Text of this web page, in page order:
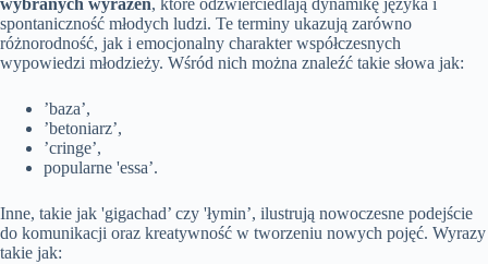
wybranych wyrażeń, które odzwierciedlają dynamikę języka i
spontaniczność młodych ludzi. Te terminy ukazują zarówno
różnorodność, jak i emocjonalny charakter współczesnych
wypowiedzi młodzieży. Wśród nich można znaleźć takie słowa jak:
’baza’,
’betoniarz’,
’cringe’,
popularne 'essa’.
Inne, takie jak 'gigachad’ czy 'łymin’, ilustrują nowoczesne podejście
do komunikacji oraz kreatywność w tworzeniu nowych pojęć. Wyrazy
takie jak: